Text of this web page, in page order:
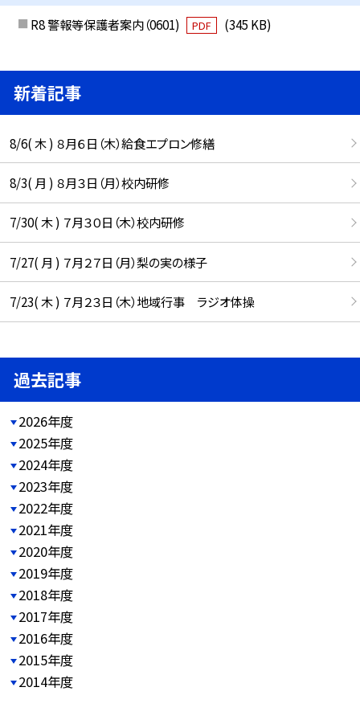
R8 警報等保護者案内（0601) PDF (345 KB)
新着記事
8/6( 木 ) ８月６日（木）給食エプロン修繕
8/3( 月 ) ８月３日（月）校内研修
7/30( 木 ) ７月３０日（木）校内研修
7/27( 月 ) ７月２７日（月）梨の実の様子
7/23( 木 ) ７月２３日（木）地域行事 ラジオ体操
過去記事
2026年度
2025年度
2024年度
2023年度
2022年度
2021年度
2020年度
2019年度
2018年度
2017年度
2016年度
2015年度
2014年度